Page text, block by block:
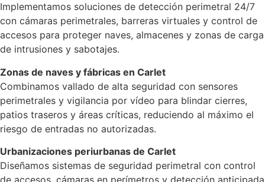
Implementamos soluciones de detección perimetral 24/7
con cámaras perimetrales, barreras virtuales y control de
accesos para proteger naves, almacenes y zonas de carga
de intrusiones y sabotajes.
Zonas de naves y fábricas en Carlet
Combinamos vallado de alta seguridad con sensores
perimetrales y vigilancia por vídeo para blindar cierres,
patios traseros y áreas críticas, reduciendo al máximo el
riesgo de entradas no autorizadas.
Urbanizaciones periurbanas de Carlet
Diseñamos sistemas de seguridad perimetral con control